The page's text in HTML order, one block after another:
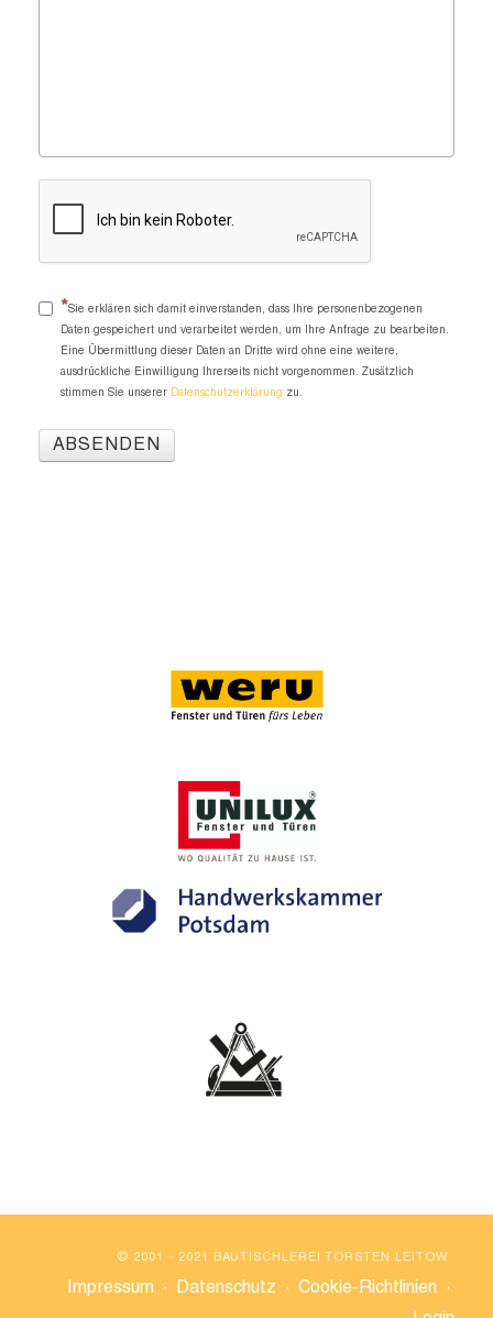
Sie erklären sich damit einverstanden, dass Ihre personenbezogenen
Daten gespeichert und verarbeitet werden, um Ihre Anfrage zu bearbeiten.
Eine Übermittlung dieser Daten an Dritte wird ohne eine weitere,
ausdrückliche Einwilligung Ihrerseits nicht vorgenommen. Zusätzlich
stimmen Sie unserer Datenschutzerklärung zu.
ABSENDEN
© 2001 - 2021 BAUTISCHLEREI TORSTEN LEITOW
Impressum · Datenschutz · Cookie-Richtlinien ·